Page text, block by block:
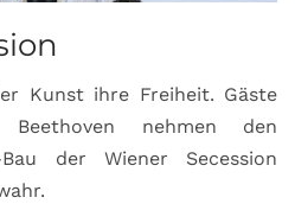
Kunst ihre Freiheit. Gäste
nehmen den
der Wiener Secession